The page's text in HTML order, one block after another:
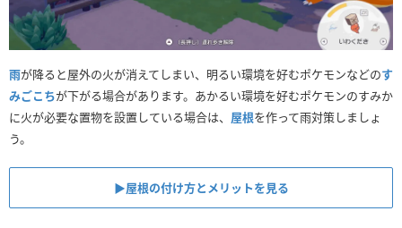
雨が降ると屋外の火が消えてしまい、明るい環境を好むポケモンなどのす
みごこちが下がる場合があります。あかるい環境を好むポケモンのすみか
に火が必要な置物を設置している場合は、 屋根を作って雨対策しましょ
う。
▶︎屋根の付け方とメリットを見る